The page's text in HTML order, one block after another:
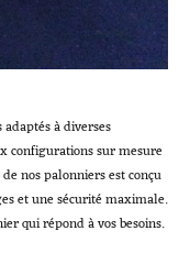
à diverses
configurations sur mesure
nos palonniers est conçu
et une sécurité maximale.
qui répond à vos besoins.